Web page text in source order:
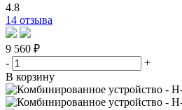
4.8
14 отзыва
9 560 ₽
-
+
В корзину